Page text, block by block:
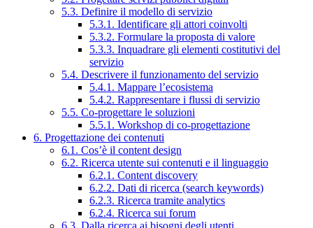
5.3. Definire il modello di servizio
5.3.1. Identificare gli attori coinvolti
5.3.2. Formulare la proposta di valore
5.3.3. Inquadrare gli elementi costitutivi del
servizio
5.4. Descrivere il funzionamento del servizio
5.4.1. Mappare l’ecosistema
5.4.2. Rappresentare i flussi di servizio
5.5. Co-progettare le soluzioni
5.5.1. Workshop di co-progettazione
6. Progettazione dei contenuti
6.1. Cos’è il content design
6.2. Ricerca utente sui contenuti e il linguaggio
6.2.1. Content discovery
6.2.2. Dati di ricerca (search keywords)
6.2.3. Ricerca tramite analytics
6.2.4. Ricerca sui forum
6.3. Dalla ricerca ai bisogni degli utenti